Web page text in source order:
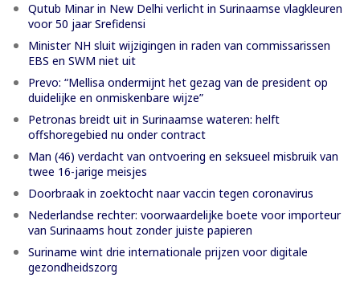
Qutub Minar in New Delhi verlicht in Surinaamse vlagkleuren
voor 50 jaar Srefidensi
Minister NH sluit wijzigingen in raden van commissarissen
EBS en SWM niet uit
Prevo: “Mellisa ondermijnt het gezag van de president op
duidelijke en onmiskenbare wijze”
Petronas breidt uit in Surinaamse wateren: helft
offshoregebied nu onder contract
Man (46) verdacht van ontvoering en seksueel misbruik van
twee 16-jarige meisjes
Doorbraak in zoektocht naar vaccin tegen coronavirus
Nederlandse rechter: voorwaardelijke boete voor importeur
van Surinaams hout zonder juiste papieren
Suriname wint drie internationale prijzen voor digitale
gezondheidszorg